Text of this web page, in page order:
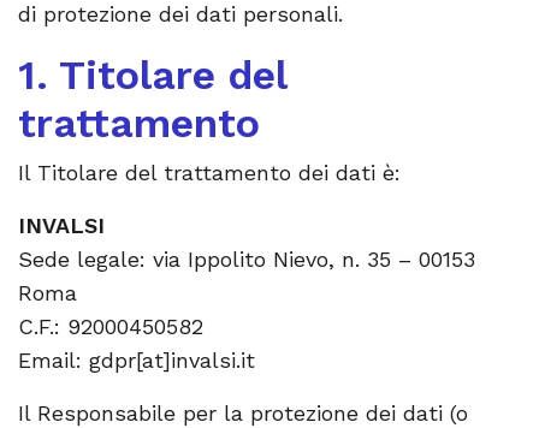
di protezione dei dati personali.
1. Titolare del
trattamento
Il Titolare del trattamento dei dati è:
INVALSI
Sede legale: via Ippolito Nievo, n. 35 – 00153
Roma
C.F.: 92000450582
Email: gdpr[at]invalsi.it
Il Responsabile per la protezione dei dati (o